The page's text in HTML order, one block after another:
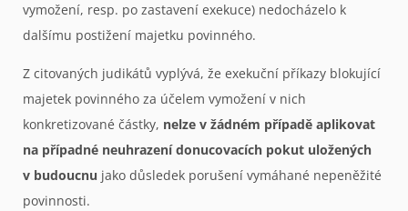
vymožení, resp. po zastavení exekuce) nedocházelo k
dalšímu postižení majetku povinného.
Z citovaných judikátů vyplývá, že exekuční příkazy blokující
majetek povinného za účelem vymožení v nich
konkretizované částky, nelze v žádném případě aplikovat
na případné neuhrazení donucovacích pokut uložených
v budoucnu jako důsledek porušení vymáhané nepeněžité
povinnosti.